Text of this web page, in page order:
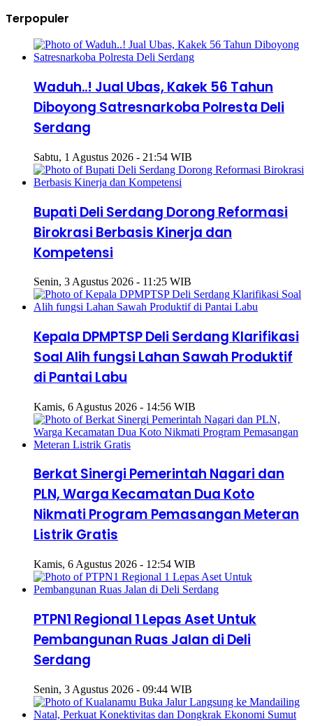
Terpopuler
Waduh..! Jual Ubas, Kakek 56 Tahun
Diboyong Satresnarkoba Polresta Deli
Serdang
Sabtu, 1 Agustus 2026 - 21:54 WIB
Bupati Deli Serdang Dorong Reformasi
Birokrasi Berbasis Kinerja dan
Kompetensi
Senin, 3 Agustus 2026 - 11:25 WIB
Kepala DPMPTSP Deli Serdang Klarifikasi
Soal Alih fungsi Lahan Sawah Produktif
di Pantai Labu
Kamis, 6 Agustus 2026 - 14:56 WIB
Berkat Sinergi Pemerintah Nagari dan
PLN, Warga Kecamatan Dua Koto
Nikmati Program Pemasangan Meteran
Listrik Gratis
Kamis, 6 Agustus 2026 - 12:54 WIB
PTPN1 Regional 1 Lepas Aset Untuk
Pembangunan Ruas Jalan di Deli
Serdang
Senin, 3 Agustus 2026 - 09:44 WIB